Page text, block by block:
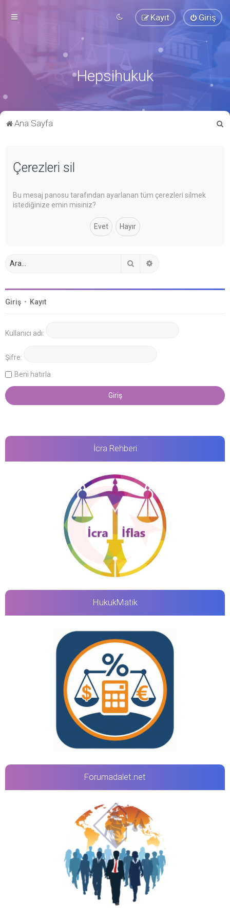
Giriş
Kayıt
Hepsihukuk
Ana Sayfa
Çerezleri sil
Bu mesaj panosu tarafından ayarlanan tüm çerezleri silmek
istediğinize emin misiniz?
Giriş • Kayıt
Kullanıcı adı:
Şifre:
Beni hatırla
İcra Rehberi
HukukMatik
Forumadalet.net